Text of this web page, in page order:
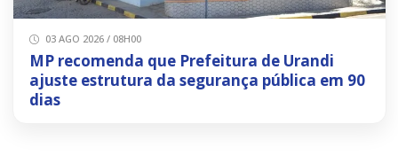
03 AGO 2026 / 08H00
MP recomenda que Prefeitura de Urandi
ajuste estrutura da segurança pública em 90
dias